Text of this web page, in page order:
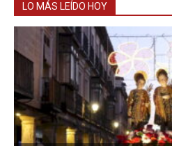
LO MÁS LEÍDO HOY